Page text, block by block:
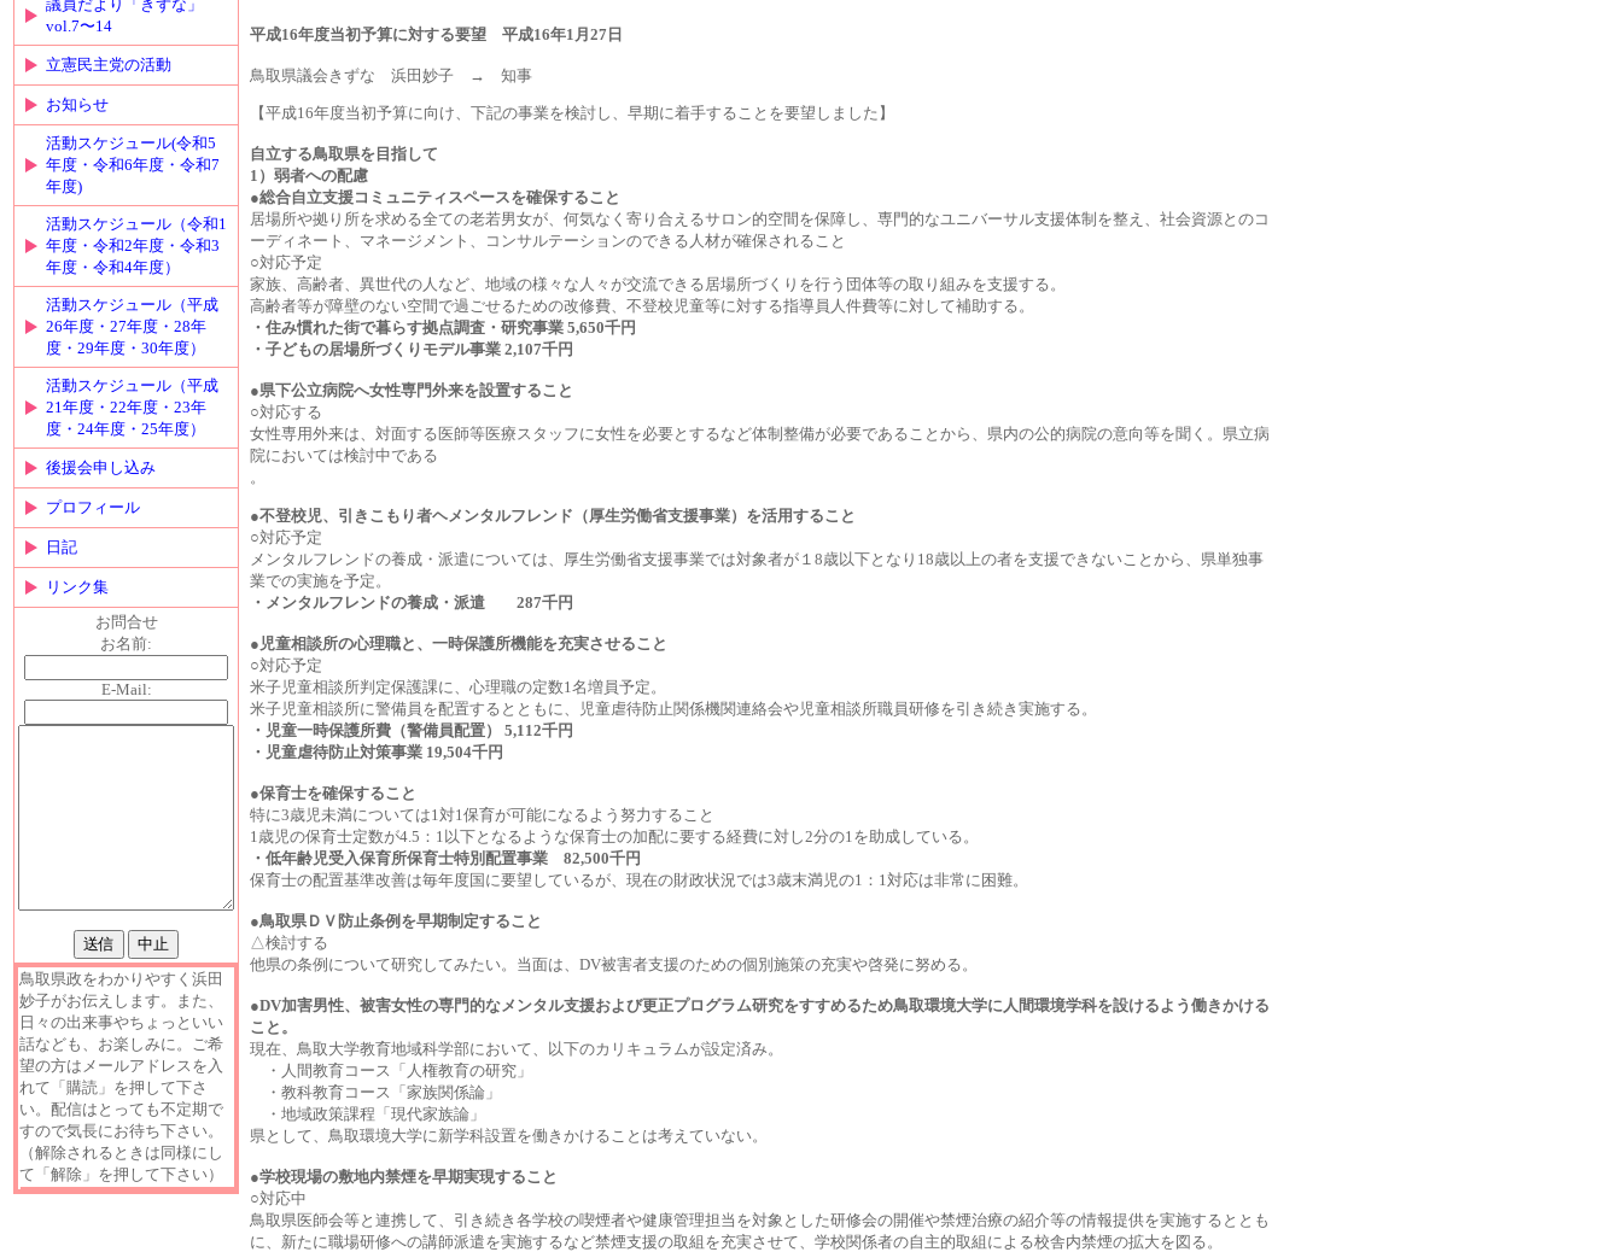
議員だより「きずな」
vol.7〜14
立憲民主党の活動
お知らせ
活動スケジュール(令和5
年度・令和6年度・令和7
年度)
活動スケジュール（令和1
年度・令和2年度・令和3
年度・令和4年度）
活動スケジュール（平成
26年度・27年度・28年
度・29年度・30年度）
活動スケジュール（平成
21年度・22年度・23年
度・24年度・25年度）
後援会申し込み
プロフィール
日記
リンク集
お問合せ
お名前:
E-Mail:
鳥取県政をわかりやすく浜田
妙子がお伝えします。また、
日々の出来事やちょっといい
話なども、お楽しみに。ご希
望の方はメールアドレスを入
れて「購読」を押して下さ
い。配信はとっても不定期で
すので気長にお待ち下さい。
（解除されるときは同様にし
て「解除」を押して下さい）
平成16年度当初予算に対する要望 平成16年1月27日
鳥取県議会きずな 浜田妙子 → 知事
【平成16年度当初予算に向け、下記の事業を検討し、早期に着手することを要望しました】
自立する鳥取県を目指して
1）弱者への配慮
●総合自立支援コミュニティスペースを確保すること
居場所や拠り所を求める全ての老若男女が、何気なく寄り合えるサロン的空間を保障し、専門的なユニバーサル支援体制を整え、社会資源とのコ
ーディネート、マネージメント、コンサルテーションのできる人材が確保されること
○対応予定
家族、高齢者、異世代の人など、地域の様々な人々が交流できる居場所づくりを行う団体等の取り組みを支援する。
高齢者等が障壁のない空間で過ごせるための改修費、不登校児童等に対する指導員人件費等に対して補助する。
・住み慣れた街で暮らす拠点調査・研究事業 5,650千円
・子どもの居場所づくりモデル事業 2,107千円
●県下公立病院へ女性専門外来を設置すること
○対応する
女性専用外来は、対面する医師等医療スタッフに女性を必要とするなど体制整備が必要であることから、県内の公的病院の意向等を聞く。県立病
院においては検討中である
。
●不登校児、引きこもり者ヘメンタルフレンド（厚生労働省支援事業）を活用すること
○対応予定
メンタルフレンドの養成・派遣については、厚生労働省支援事業では対象者が１8歳以下となり18歳以上の者を支援できないことから、県単独事
業での実施を予定。
・メンタルフレンドの養成・派遣 287千円
●児童相談所の心理職と、一時保護所機能を充実させること
○対応予定
米子児童相談所判定保護課に、心理職の定数1名増員予定。
米子児童相談所に警備員を配置するとともに、児童虐待防止関係機関連絡会や児童相談所職員研修を引き続き実施する。
・児童一時保護所費（警備員配置） 5,112千円
・児童虐待防止対策事業 19,504千円
●保育士を確保すること
特に3歳児未満については1対1保育が可能になるよう努力すること
1歳児の保育士定数が4.5：1以下となるような保育士の加配に要する経費に対し2分の1を助成している。
・低年齢児受入保育所保育士特別配置事業 82,500千円
保育士の配置基準改善は毎年度国に要望しているが、現在の財政状況では3歳末満児の1：1対応は非常に困難。
●鳥取県ＤＶ防止条例を早期制定すること
△検討する
他県の条例について研究してみたい。当面は、DV被害者支援のための個別施策の充実や啓発に努める。
●DV加害男性、被害女性の専門的なメンタル支援および更正プログラム研究をすすめるため鳥取環境大学に人間環境学科を設けるよう働きかける
こと。
現在、鳥取大学教育地域科学部において、以下のカリキュラムが設定済み。
・人間教育コース「人権教育の研究」
・教科教育コース「家族関係論」
・地域政策課程「現代家族論」
県として、鳥取環境大学に新学科設置を働きかけることは考えていない。
●学校現場の敷地内禁煙を早期実現すること
○対応中
鳥取県医師会等と連携して、引き続き各学校の喫煙者や健康管理担当を対象とした研修会の開催や禁煙治療の紹介等の情報提供を実施するととも
に、新たに職場研修への講師派遣を実施するなど禁煙支援の取組を充実させて、学校関係者の自主的取組による校舎内禁煙の拡大を図る。